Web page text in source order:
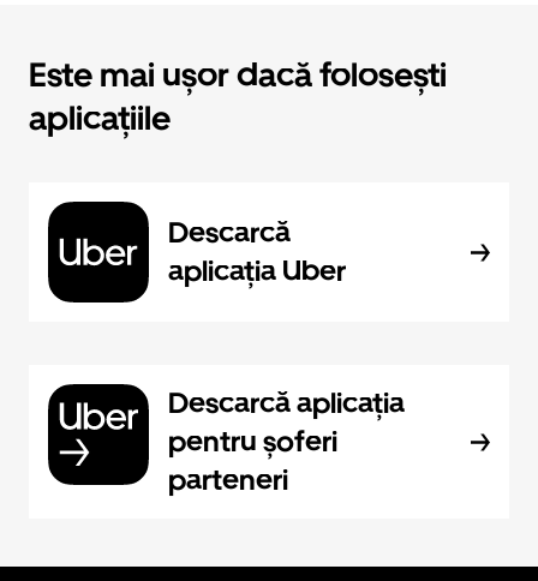
Este mai ușor dacă folosești
aplicațiile
Descarcă
aplicația Uber
Descarcă aplicația
pentru șoferi
parteneri